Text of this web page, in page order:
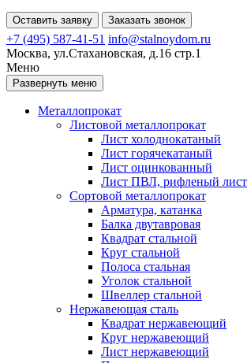
Оставить заявку Заказать звонок
+7 (495) 587-41-51 info@stalnoydom.ru
Москва, ул.Стахановская, д.16 стр.1
Меню
Развернуть меню
Металлопрокат
Листовой металлопрокат
Лист холоднокатаный
Лист горячекатаный
Лист оцинкованный
Лист ПВЛ, рифленый лист
Сортовой металлопрокат
Арматура, катанка
Балка двутавровая
Квадрат стальной
Круг стальной
Полоса стальная
Уголок стальной
Швеллер стальной
Нержавеющая сталь
Квадрат нержавеющий
Круг нержавеющий
Лист нержавеющий